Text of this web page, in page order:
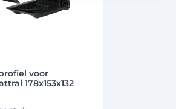
voor
178x153x132